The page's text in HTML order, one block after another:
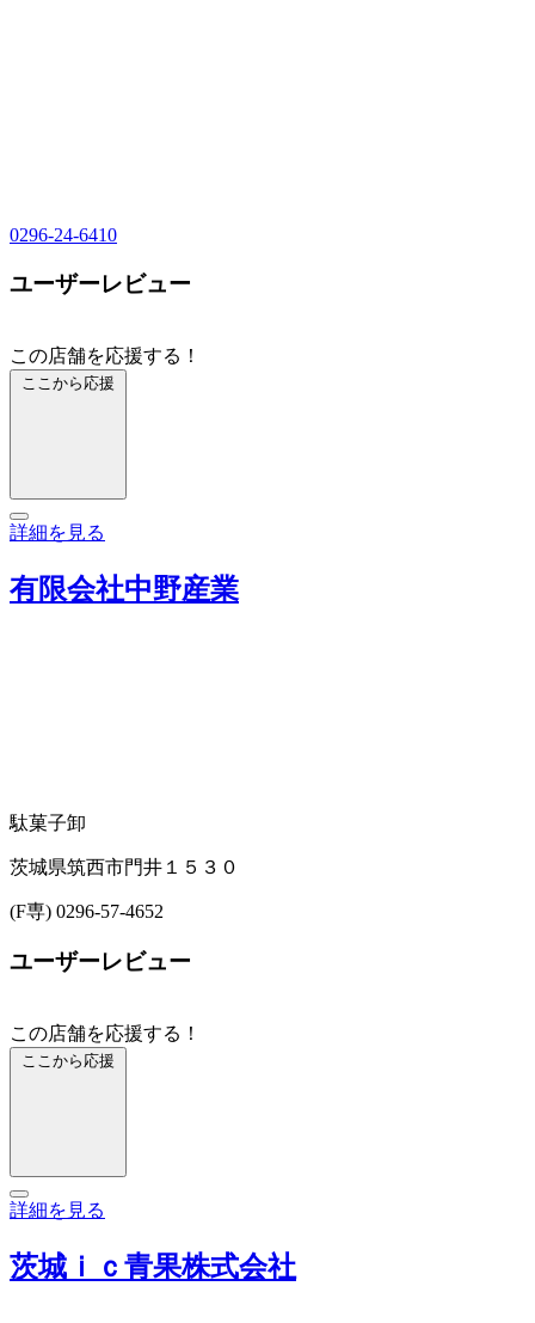
0296-24-6410
ユーザーレビュー
この店舗を応援する！
ここから応援
詳細を見る
有限会社中野産業
駄菓子卸
茨城県筑西市門井１５３０
(F専) 0296-57-4652
ユーザーレビュー
この店舗を応援する！
ここから応援
詳細を見る
茨城ｉｃ青果株式会社